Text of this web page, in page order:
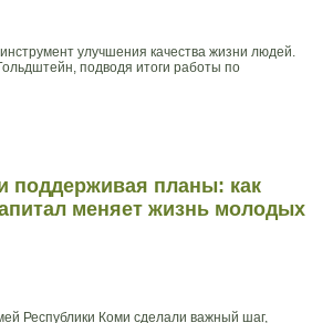
улучшения качества жизни людей.
подводя итоги работы по
поддерживая планы: как
меняет жизнь молодых
Республики Коми сделали важный шаг,